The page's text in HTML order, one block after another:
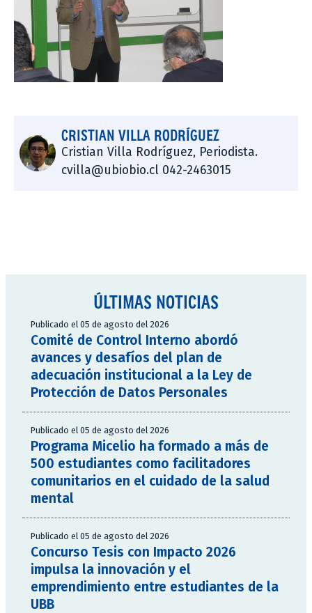
CRISTIAN VILLA RODRÍGUEZ
Cristian Villa Rodríguez, Periodista.
cvilla@ubiobio.cl 042-2463015
ÚLTIMAS NOTICIAS
Publicado el 05 de agosto del 2026
Comité de Control Interno abordó
avances y desafíos del plan de
adecuación institucional a la Ley de
Protección de Datos Personales
Publicado el 05 de agosto del 2026
Programa Micelio ha formado a más de
500 estudiantes como facilitadores
comunitarios en el cuidado de la salud
mental
Publicado el 05 de agosto del 2026
Concurso Tesis con Impacto 2026
impulsa la innovación y el
emprendimiento entre estudiantes de la
UBB